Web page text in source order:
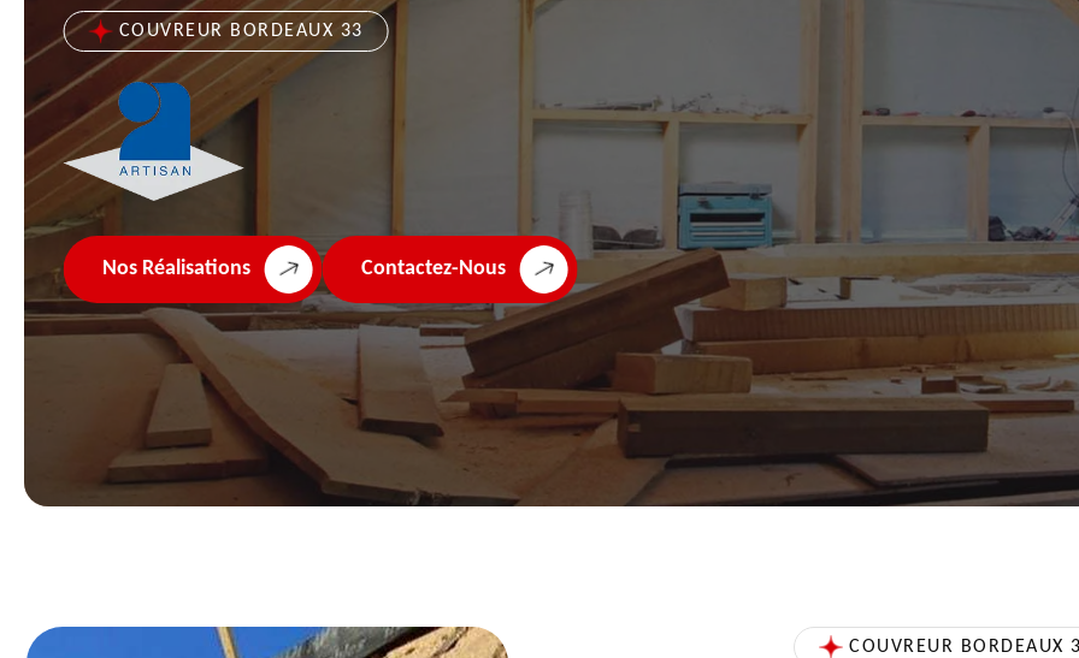
COUVREUR BORDEAUX 33
Nos Réalisations Contactez-Nous
COUVREUR BORDEAUX